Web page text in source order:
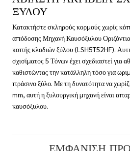
ΞΎΛΟΥ
Κατακτήστε σκληρούς κορμούς χωρίς
απόδοσης Μηχανή Καυσόξυλου
κοπής κλαδιών ξύλου (LSH5T52HF).
σχισίματος 5 Τόνων έχει σχεδιαστεί για
καθιστώντας την κατάλληλη τόσο για
πράσινο ξύλο. Με τη δυνατότητα να
mm, αυτή η ξυλουργική μηχανή είναι
καυσόξυλου.